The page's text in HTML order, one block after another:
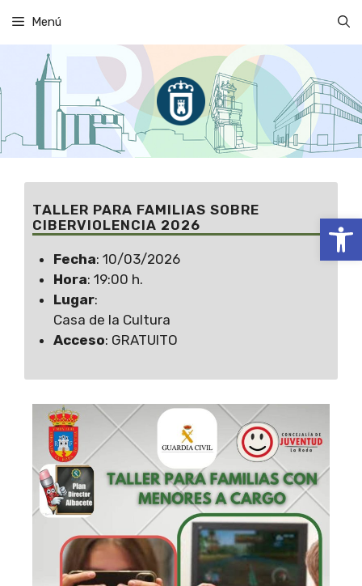
Abrir
contenido
Menú
TALLER PARA FAMILIAS SOBRE
CIBERVIOLENCIA 2026
Fecha: 10/03/2026
Hora: 19:00 h.
Lugar:
Casa de la Cultura
Acceso: GRATUITO